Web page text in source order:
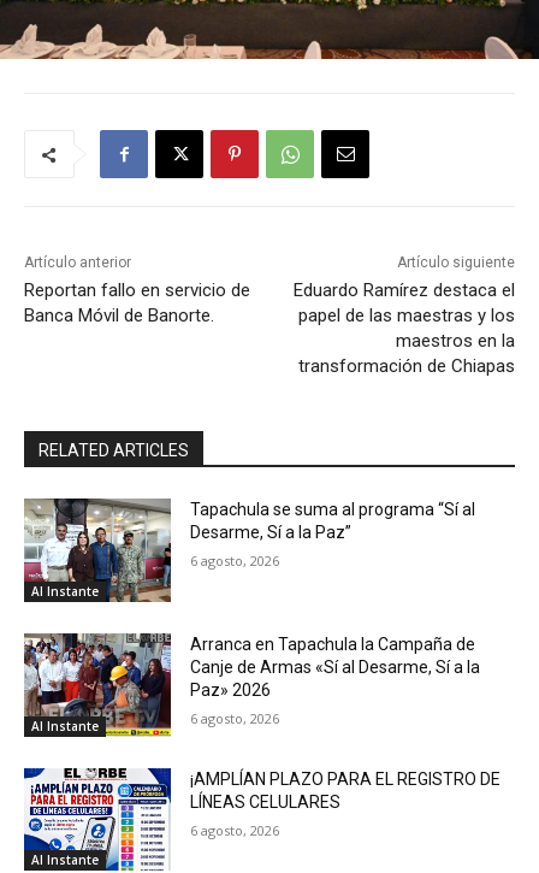
Artículo anterior
Reportan fallo en servicio de
Banca Móvil de Banorte.
Artículo siguiente
Eduardo Ramírez destaca el
papel de las maestras y los
maestros en la
transformación de Chiapas
RELATED ARTICLES
Al Instante
Tapachula se suma al programa “Sí al
Desarme, Sí a la Paz”
6 agosto, 2026
Al Instante
Arranca en Tapachula la Campaña de
Canje de Armas «Sí al Desarme, Sí a la
Paz» 2026
6 agosto, 2026
Al Instante
¡AMPLÍAN PLAZO PARA EL REGISTRO DE
LÍNEAS CELULARES
6 agosto, 2026